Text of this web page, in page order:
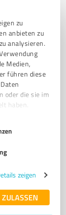
zu
anbieten zu
analysieren.
Medien,
führen diese
oder die sie im
haben.
zeigen
Hirsch-